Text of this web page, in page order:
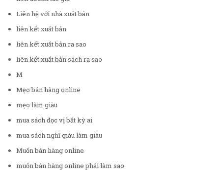
Liên hệ với nhà xuất bản
liên kết xuất bản
liên kết xuất bản ra sao
liên kết xuất bản sách ra sao
M
Mẹo bán hàng online
mẹo làm giàu
mua sách đọc vị bất kỳ ai
mua sách nghĩ giàu làm giàu
Muốn bán hàng online
muốn bán hàng online phải làm sao